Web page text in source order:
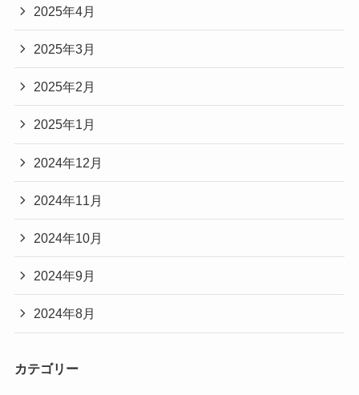
2025年4月
2025年3月
2025年2月
2025年1月
2024年12月
2024年11月
2024年10月
2024年9月
2024年8月
カテゴリー